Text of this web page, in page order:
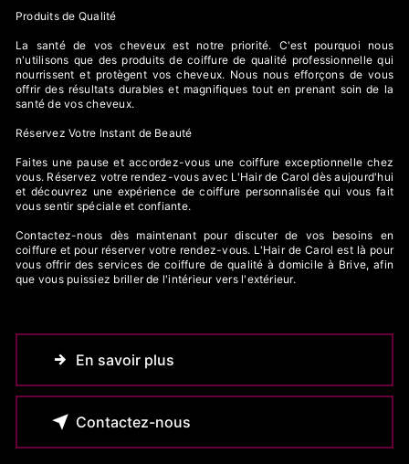
Produits de Qualité
La santé de vos cheveux est notre priorité. C'est pourquoi nous
n'utilisons que des produits de coiffure de qualité professionnelle qui
nourrissent et protègent vos cheveux. Nous nous efforçons de vous
offrir des résultats durables et magnifiques tout en prenant soin de la
santé de vos cheveux.
Réservez Votre Instant de Beauté
Faites une pause et accordez-vous une coiffure exceptionnelle chez
vous. Réservez votre rendez-vous avec L'Hair de Carol dès aujourd'hui
et découvrez une expérience de coiffure personnalisée qui vous fait
vous sentir spéciale et confiante.
Contactez-nous dès maintenant pour discuter de vos besoins en
coiffure et pour réserver votre rendez-vous. L'Hair de Carol est là pour
vous offrir des services de coiffure de qualité à domicile à Brive, afin
que vous puissiez briller de l'intérieur vers l'extérieur.
En savoir plus
Contactez-nous